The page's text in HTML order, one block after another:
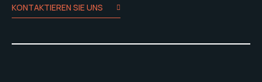
KONTAKTIEREN SIE UNS